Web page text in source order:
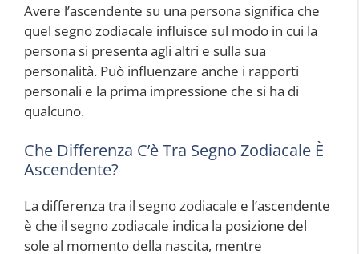
Avere l’ascendente su una persona significa che
quel segno zodiacale influisce sul modo in cui la
persona si presenta agli altri e sulla sua
personalità. Può influenzare anche i rapporti
personali e la prima impressione che si ha di
qualcuno.
Che Differenza C’è Tra Segno Zodiacale È
Ascendente?
La differenza tra il segno zodiacale e l’ascendente
è che il segno zodiacale indica la posizione del
sole al momento della nascita, mentre